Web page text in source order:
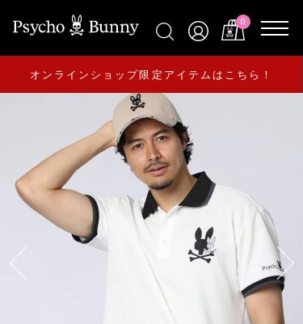
0
オンラインショップ限定アイテムはこちら！